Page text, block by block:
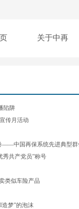
关于中再
陷阱
传月活动
——中国再保系统先进典型群
秀共产党员”称号
类似车险产品
造梦”的泡沫